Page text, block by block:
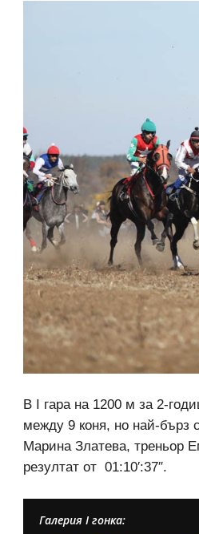
В I гара на 1200 м за 2-
между 9 коня, но най-бърз
Марина Златева, треньор
резултат от 01:10′:37″.
Галерия I гонка: